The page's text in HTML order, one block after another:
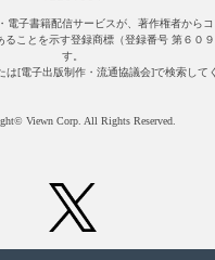
電子書籍配信サービスが、著作権者から
ることを示す登録商標（登録番号 第６０
す。
は[電子出版制作・流通協議会]で検索して
Viewn Corp. All Rights Reserved.